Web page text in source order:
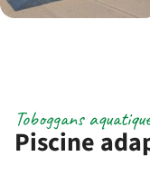
Piscine
Toboggans